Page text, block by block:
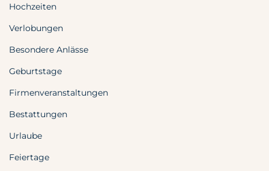
Hochzeiten
Verlobungen
Besondere Anlässe
Geburtstage
Firmenveranstaltungen
Bestattungen
Urlaube
Feiertage